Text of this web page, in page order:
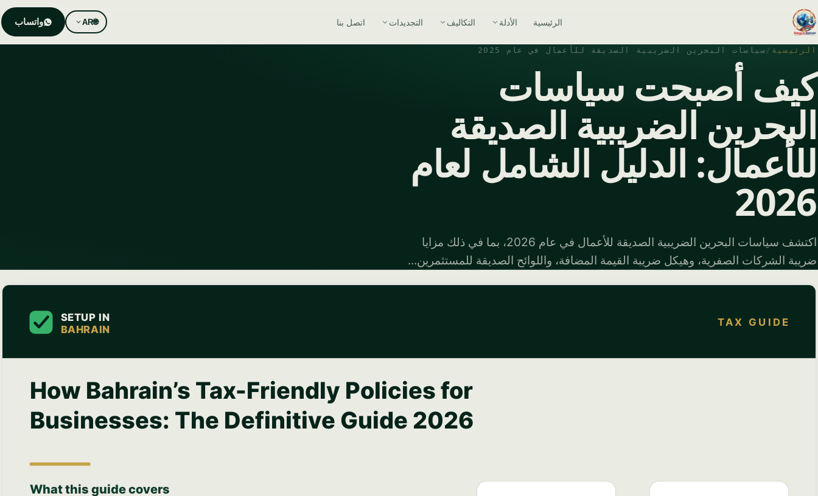
الرئيسية الأدلة التكاليف التجديدات اتصل بنا 🌐
AR واتساب
الرئيسية / سياسات البحرين الضريبية الصديقة للأعمال في عام 2025
كيف أصبحت سياسات
البحرين الضريبية الصديقة
للأعمال: الدليل الشامل لعام
2026
اكتشف سياسات البحرين الضريبية الصديقة للأعمال في عام 2026، بما في ذلك مزايا
ضريبة الشركات الصفرية، وهيكل ضريبة القيمة المضافة، واللوائح الصديقة للمستثمرين...